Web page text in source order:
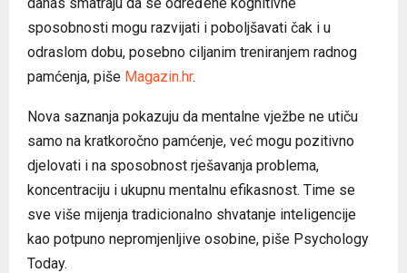
sposobnosti mogu razvijati i poboljšavati čak i u
odraslom dobu, posebno ciljanim treniranjem radnog
pamćenja, piše Magazin.hr.
Nova saznanja pokazuju da mentalne vježbe ne utiču
samo na kratkoročno pamćenje, već mogu pozitivno
djelovati i na sposobnost rješavanja problema,
koncentraciju i ukupnu mentalnu efikasnost. Time se
sve više mijenja tradicionalno shvatanje inteligencije
kao potpuno nepromjenljive osobine, piše Psychology
Today.